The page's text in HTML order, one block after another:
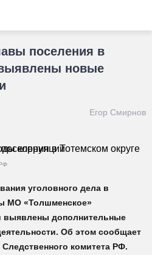
поселения в
новые
Егор Смирнов
уголовного дела в
МО «Толшменское»
выявлены дополнительные
Об этом сообщает
комитета РФ.